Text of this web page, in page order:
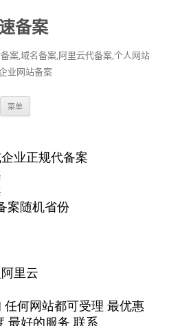
备案
案,域名备案,阿里云代备案,个人网站
业网站备案
菜单